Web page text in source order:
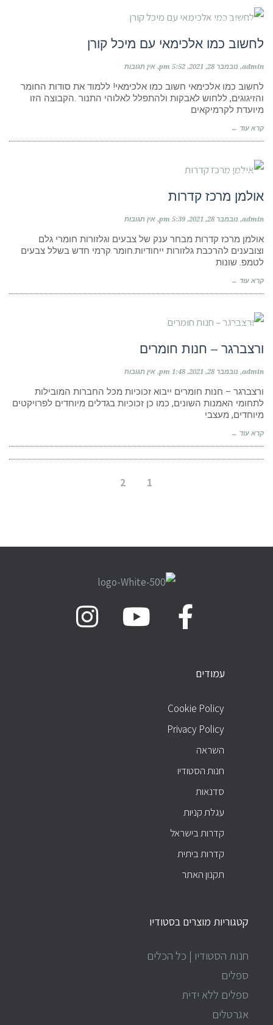
קבוצות פייסבוק
לחשוב כמו אלכימאי עם מיכל קורן
admin נובמבר 28, 2021 5:52 pm אין תגובות
לחשוב כמו אלכימאי חשוב כמו אלכימאי! ללמוד את סודות החומר
והזיגוגים, ללחוש לאבקות ולהתפלל לאלוהי התנור .הקבוצה הזו
מיועדת לקרמיקאים
קרא עוד ←
חנויות ציוד
אולמן מרכז קדרות
admin נובמבר 28, 2021 5:39 pm אין תגובות
אולמן מרכז קדרות מבחר ענק של צבעים וגלזורות חומרי גלם
וצובענים להרכבת גלזורות ייחודיות.חומר קרמי חדש בשלל צבעים
לטמפ. שונות
קרא עוד ←
חנויות ציוד
ורצברגר – חנות חומרים
admin נובמבר 28, 2021 1:48 pm אין תגובות
ורצברגר – חנות חומרים ייבוא זכוכיות מכל החברות המובילות
לתחומי האמנות השונים, כמו כן זכוכיות בגדלים מיוחדים לפרויקטים
מיוחדים, מעצבי
קרא עוד ←
1
2
עמודים
עמודים
Cookie Policy
Privacy Policy
השראה
חנות הסטודיו
סדנאות
עגלת קניות
קדרות בישראל
קדרות ביתית
תקנון האתר
קטגוריות מוצרים בסטודיו
חנות הסטודיו | כל הכלים
ספלים
ספלים ללא ידית
אגרטלים